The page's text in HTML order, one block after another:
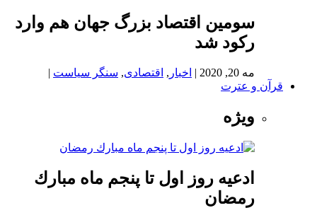
سومین اقتصاد بزرگ جهان هم وارد
رکود شد
مه 20, 2020 | اخبار , اقتصادی, سنگر سیاست |
قرآن و عترت
ویژه
ادعيه روز اول تا پنجم ماه مبارك
رمضان